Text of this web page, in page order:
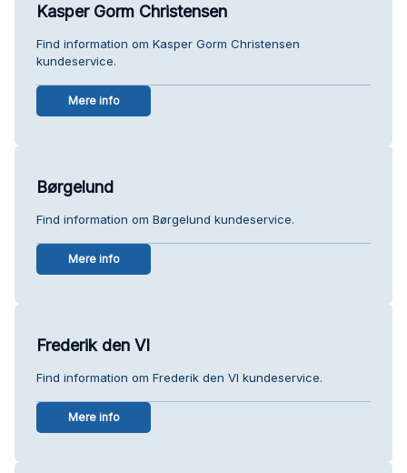
Kasper Gorm Christensen
Find information om Kasper Gorm Christensen
kundeservice.
Mere info
Børgelund
Find information om Børgelund kundeservice.
Mere info
Frederik den VI
Find information om Frederik den VI kundeservice.
Mere info